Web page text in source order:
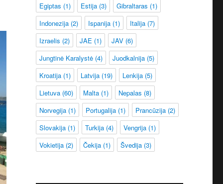
Egiptas (1) Estija(3) Gibraltaras (1)
Indonezija(2) Ispanija(1) Italija(7)
Izraelis (2) JAE (1) JAV(6)
Jungtinė Karalystė(4) Juodkalnija(5)
Kroatija(1) Latvija(19) Lenkija(5)
Lietuva(60) Malta(1) Nepalas (8)
Norvegija(1) Portugalija(1) Prancūzija(2)
Slovakija(1) Turkija(4) Vengrija(1)
Vokietija(2) Čekija(1) Švedija(3)